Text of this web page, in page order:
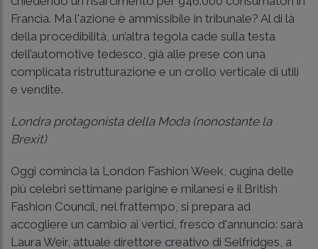
Francia. Ma l'azione è ammissibile in tribunale? Al di là
della procedibilità, un’altra tegola cade sulla testa
dell’automotive tedesco, già alle prese con una
complicata ristrutturazione e un crollo verticale di utili
e vendite.
Londra protagonista della Moda (nonostante la
Brexit)
Oggi comincia la London Fashion Week, cugina delle
più celebri settimane parigine e milanesi e il British
Fashion Council, nel frattempo, si prepara ad
accogliere un cambio ai vertici, fresco d'annuncio: sarà
Laura Weir, attuale direttore creativo di Selfridges, a